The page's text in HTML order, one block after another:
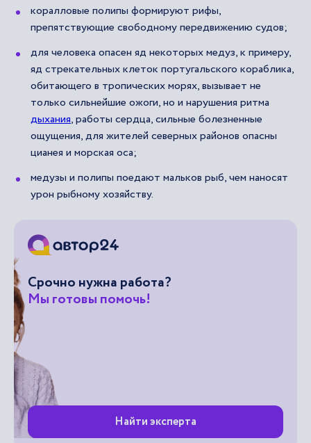
коралловые полипы формируют рифы,
препятствующие свободному передвижению судов;
для человека опасен яд некоторых медуз, к примеру,
яд стрекательных клеток португальского кораблика,
обитающего в тропических морях, вызывает не
только сильнейшие ожоги, но и нарушения ритма
дыхания, работы сердца, сильные болезненные
ощущения, для жителей северных районов опасны
цианея и морская оса;
медузы и полипы поедают мальков рыб, чем наносят
урон рыбному хозяйству.
Срочно нужна работа?
Мы готовы помочь!
Найти эксперта